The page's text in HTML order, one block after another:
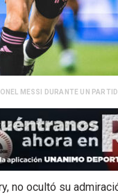
MESSI DURANTE UN
no ocultó su